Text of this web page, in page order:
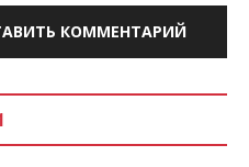
КОММЕНТАРИЙ